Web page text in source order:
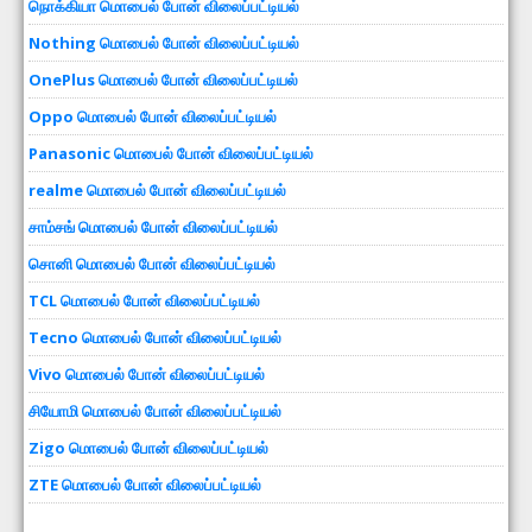
நொக்கியா மொபைல் போன் விலைப்பட்டியல்
Nothing மொபைல் போன் விலைப்பட்டியல்
OnePlus மொபைல் போன் விலைப்பட்டியல்
Oppo மொபைல் போன் விலைப்பட்டியல்
Panasonic மொபைல் போன் விலைப்பட்டியல்
realme மொபைல் போன் விலைப்பட்டியல்
சாம்சங் மொபைல் போன் விலைப்பட்டியல்
சொனி மொபைல் போன் விலைப்பட்டியல்
TCL மொபைல் போன் விலைப்பட்டியல்
Tecno மொபைல் போன் விலைப்பட்டியல்
Vivo மொபைல் போன் விலைப்பட்டியல்
சியோமி மொபைல் போன் விலைப்பட்டியல்
Zigo மொபைல் போன் விலைப்பட்டியல்
ZTE மொபைல் போன் விலைப்பட்டியல்